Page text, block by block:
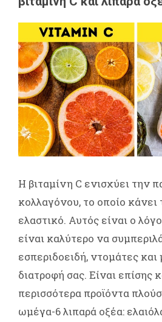
Η βιταμίνη C ενισχύει την
κολλαγόνου, το οποίο κάνει
ελαστικό. Αυτός είναι ο
είναι καλύτερο να
εσπεριδοειδή, ντομάτες και
διατροφή σας. Είναι επίσης
περισσότερα προϊόντα
ωμέγα-6 λιπαρά οξέα: